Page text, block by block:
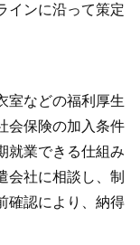
インに沿って策定
室などの福利厚生
会保険の加入条件
就業できる仕組み
会社に相談し、制
確認により、納得